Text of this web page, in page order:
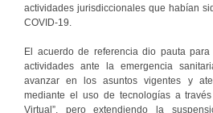
actividades jurisdiccionales que habían
COVID-19.
El acuerdo de referencia dio pauta
actividades ante la emergencia
avanzar en los asuntos vigentes y
mediante el uso de tecnologías a
Virtual”, pero extendiendo la